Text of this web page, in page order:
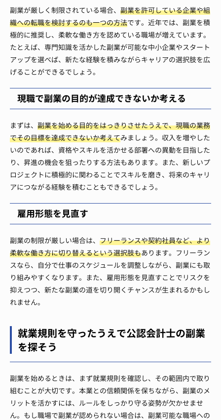
副業が厳しく制限されている場合、 副業を許可している企業や組
織への転職を検討するのも一つの方法です。近年では、副業を積
極的に推奨し、柔軟な働き方を認めている職場が増えています。
たとえば、専門知識を活かした副業が可能な中小企業やスタート
アップを選べば、新たな経験を積みながらキャリアの選択肢を広
げることができるでしょう。
現職で副業の目的が達成できないか考える
まずは、 副業を始める目的をはっきりさせたうえで、現職の業務
でその目標を達成できないか考えてみましょう。収入を増やした
いのであれば、資格やスキルを活かせる部署への異動を目指した
り、昇進の機会を狙ったりする方法もあります。また、新しいプ
ロジェクトに積極的に関わることでスキルを磨き、将来のキャリ
アにつながる経験を積むこともできるでしょう。
雇用形態を見直す
副業の制限が厳しい場合は、 フリーランスや契約社員など、より
柔軟な働き方に切り替えるという選択肢もあります。フリーラン
スなら、自分で仕事のスケジュールを調整しながら、副業にも取
り組みやすくなります。また、雇用形態を見直すことでリスクを
抑えつつ、新たな副業の道を切り開くチャンスが生まれるかもし
れません。
就業規則を守ったうえで公認会計士の副業
を探そう
副業を始めるときは、まず就業規則を確認し、その範囲内で取り
組むことが大切です。本業との信頼関係を保ちながら、副業のメ
リットを活かすには、ルールをしっかり守る姿勢が欠かせませ
ん。もし職場で副業が認められない場合は、副業可能な職場への